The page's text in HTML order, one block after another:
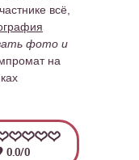
всё,
фото и
на
0.0/0